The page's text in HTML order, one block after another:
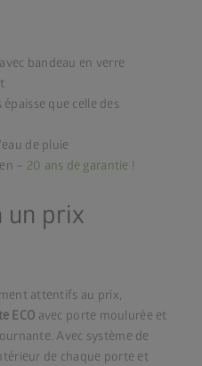
bandeau en verre
que celle des
de pluie
– 20 ans de garantie !
un prix
attentifs au prix,
ECO avec porte moulurée et
Avec système de
de chaque porte et